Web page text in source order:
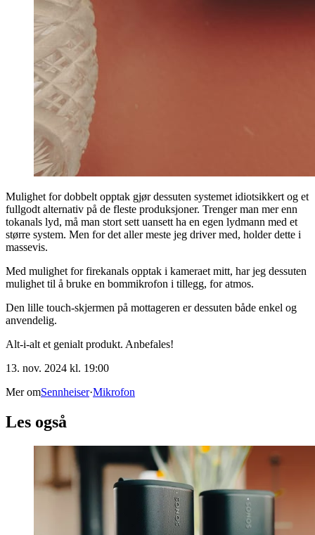
Mulighet for dobbelt opptak gjør dessuten systemet idiotsikkert og et
fullgodt alternativ på de fleste produksjoner. Trenger man mer enn
tokanals lyd, må man stort sett uansett ha en egen lydmann med et
større system. Men for det aller meste jeg driver med, holder dette i
massevis.
Med mulighet for firekanals opptak i kameraet mitt, har jeg dessuten
mulighet til å bruke en bommikrofon i tillegg, for atmos.
Den lille touch-skjermen på mottageren er dessuten både enkel og
anvendelig.
Alt-i-alt et genialt produkt. Anbefales!
13. nov. 2024 kl. 19:00
Mer omSennheiser·Mikrofon
Les også